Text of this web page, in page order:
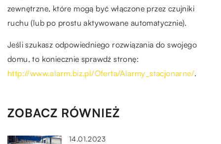
zewnętrzne, które mogą być włączone przez czujniki
ruchu (lub po prostu aktywowane automatycznie).
Jeśli szukasz odpowiedniego rozwiązania do swojego
domu, to koniecznie sprawdź stronę:
http://www.alarm.biz.pl/Oferta/Alarmy_stacjonarne/.
ZOBACZ RÓWNIEŻ
14.01.2023